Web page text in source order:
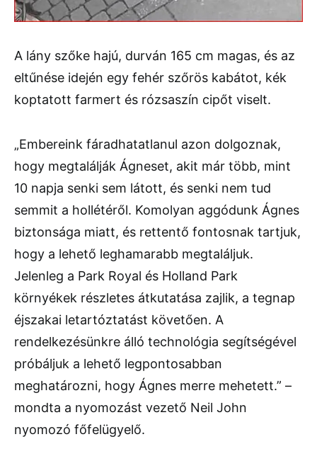
A lány szőke hajú, durván 165 cm magas, és az
eltűnése idején egy fehér szőrös kabátot, kék
koptatott farmert és rózsaszín cipőt viselt.
„Embereink fáradhatatlanul azon dolgoznak,
hogy megtalálják Ágneset, akit már több, mint
10 napja senki sem látott, és senki nem tud
semmit a hollétéről. Komolyan aggódunk Ágnes
biztonsága miatt, és rettentő fontosnak tartjuk,
hogy a lehető leghamarabb megtaláljuk.
Jelenleg a Park Royal és Holland Park
környékek részletes átkutatása zajlik, a tegnap
éjszakai letartóztatást követően. A
rendelkezésünkre álló technológia segítségével
próbáljuk a lehető legpontosabban
meghatározni, hogy Ágnes merre mehetett.” –
mondta a nyomozást vezető Neil John
nyomozó főfelügyelő.